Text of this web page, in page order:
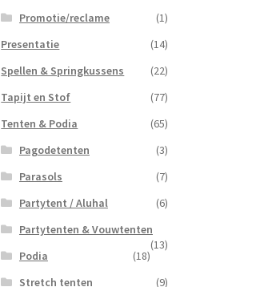
Promotie/reclame
(1)
Presentatie
(14)
Spellen & Springkussens
(22)
Tapijt en Stof
(77)
Tenten & Podia
(65)
Pagodetenten
(3)
Parasols
(7)
Partytent / Aluhal
(6)
Partytenten & Vouwtenten
(13)
Podia
(18)
Stretch tenten
(9)